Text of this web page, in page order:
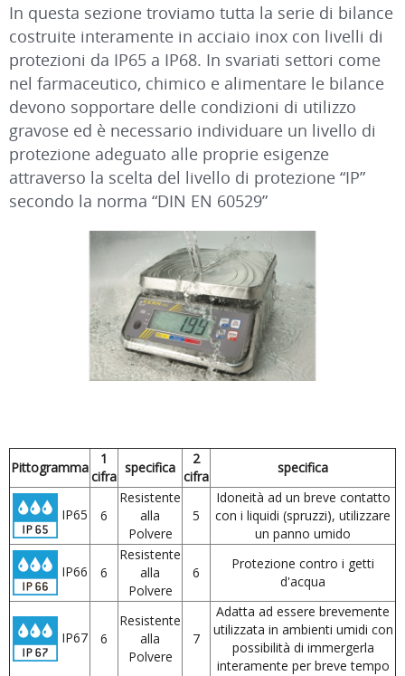
In questa sezione troviamo tutta la serie di bilance
costruite interamente in acciaio inox con livelli di
protezioni da IP65 a IP68. In svariati settori come
nel farmaceutico, chimico e alimentare le bilance
devono sopportare delle condizioni di utilizzo
gravose ed è necessario individuare un livello di
protezione adeguato alle proprie esigenze
attraverso la scelta del livello di protezione “IP”
secondo la norma “DIN EN 60529”
Pittogramma
1
cifra
specifica
2
cifra
specifica
IP65 6
Resistente
alla
Polvere
5
Idoneità ad un breve contatto
con i liquidi (spruzzi), utilizzare
un panno umido
IP66 6
Resistente
alla
Polvere
6
Protezione contro i getti
d'acqua
IP67 6
Resistente
alla
Polvere
7
Adatta ad essere brevemente
utilizzata in ambienti umidi con
possibilità di immergerla
interamente per breve tempo